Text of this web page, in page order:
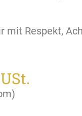
mit Respekt,